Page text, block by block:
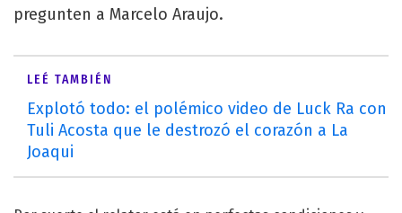
pregunten a Marcelo Araujo.
LEÉ TAMBIÉN
Explotó todo: el polémico video de Luck Ra con
Tuli Acosta que le destrozó el corazón a La
Joaqui